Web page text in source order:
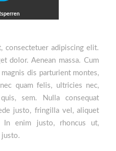
consectetuer adipiscing elit.
dolor. Aenean massa. Cum
dis parturient montes,
quam felis, ultricies nec,
sem. Nulla consequat
justo, fringilla vel, aliquet
In enim justo, rhoncus ut,
justo.